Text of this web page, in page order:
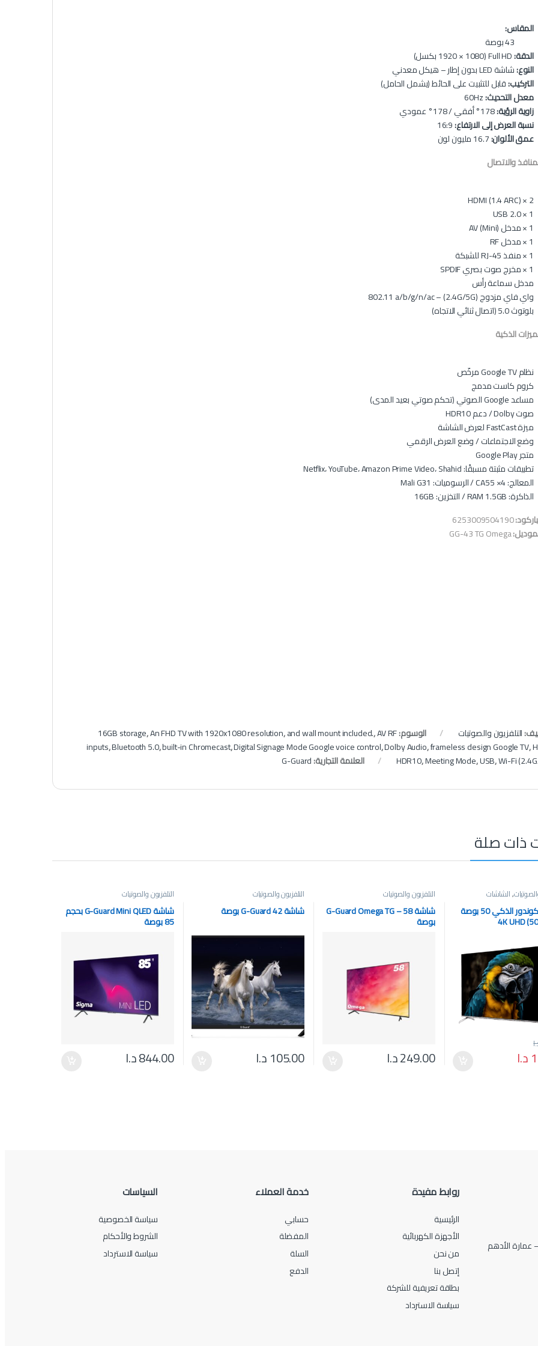
المقاس:
43 بوصة
الدقة:
النوع:شاشة LED بدون إطار – هيكل معدني
التركيب:قابل للتثبيت على الحائط (يشمل الحامل)
معدل التحديث:
زاوية الرؤية:178° أفقي / 178° عمودي
نسبة العرض إلى الارتفاع:16:9
عمق الألوان:
والاتصال
2 × HDMI (1.4 ARC)
1 × USB 2.0
1 × مدخل AV (Mini)
1 × مدخل RF
1 × منفذ RJ-45 للشبكة
1 × مخرج صوت بصري SPDIF
مدخل سماعة رأس
واي فاي مزدوج (2.4G/5G) – 802.11 a/b/g/n/ac
بلوتوث 5.0 (اتصال ثنائي الاتجاه)
الذكية
نظام Google TV مرخّص
كروم كاست مدمج
مساعد Google الصوتي (تحكم صوتي بعيد المدى)
صوت Dolby / دعم HDR10
ميزة FastCast لعرض الشاشة
وضع الاجتماعات / وضع العرض الرقمي
متجر Google Play
تطبيقات مثبتة مسبقًا: Netflix، YouTube، Amazon Prime Video، Shahid
المعالج: CA55 ×4 / الرسوميات: Mali G31
الذاكرة: RAM 1.5GB / التخزين: 16GB
6253009504190
GG-43 TG Omega
التلفزيون والصوتيات الوسوم: 16GB storage,An FHD TV with 1920x1080 resolution,and wall mount included.,AV RF
inputs,Bluetooth 5.0,built-in Chromecast,Digital Signage Mode Google voice control,Dolby Audio,frameless design Google TV,
HDR10,Meeting Mode,USB,Wi-Fi العلامة التجارية:G-Guard
ذات صلة
,الشاشات
تلفزيون كوندور الذكي 50 بوصة
4K UHD
د.ا
التلفزيون والصوتيات
شاشة G-Guard Omega TG – 58
بوصة
249.00د.ا
التلفزيون والصوتيات
شاشة G-Guard 42 بوصة
105.00د.ا
التلفزيون والصوتيات
شاشة G-Guard Mini QLED بحجم
85 بوصة
844.00د.ا
روابط مفيدة
الرئيسية
الأجهزة الكهربائية
من نحن
إتصل بنا
بطاقة تعريفية للشركة
سياسة الاسترداد
خدمة العملاء
حسابي
المفضلة
السلة
الدفع
السياسات
سياسة الخصوصية
الشروط والأحكام
سياسة الاسترداد